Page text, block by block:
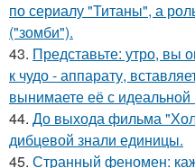
по сериалу "Титаны", а
("зомби").
43. Представьте: утро, вы
к чудо - аппарату,
вынимаете её с идеальной
44. До выхода фильма
дибцевой знали единицы.
45. Странный феномен: